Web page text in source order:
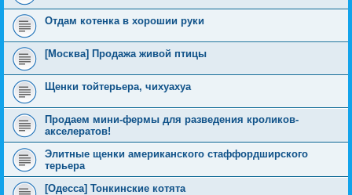
Отдам котенка в хорошии руки
[Москва] Продажа живой птицы
Щенки тойтерьера, чихуахуа
Продаем мини-фермы для разведения кроликов-
акселератов!
Элитные щенки американского стаффордширского
терьера
[Одесса] Тонкинские котята